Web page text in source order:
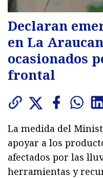
Declaran
en La
ocasionados
frontal
La medida del
apoyar a los
afectados por las
herramientas y